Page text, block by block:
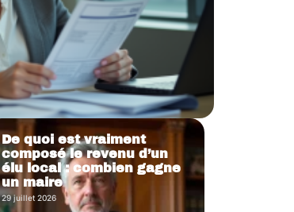
De quoi est vraiment
composé le revenu d’un
élu local : combien gagne
un maire
29 juillet 2026